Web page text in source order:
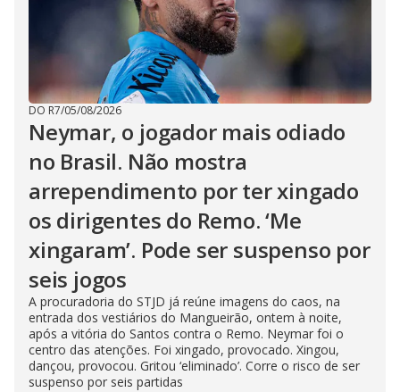
DO R7/05/08/2026
Neymar, o jogador mais odiado
no Brasil. Não mostra
arrependimento por ter xingado
os dirigentes do Remo. ‘Me
xingaram’. Pode ser suspenso por
seis jogos
A procuradoria do STJD já reúne imagens do caos, na
entrada dos vestiários do Mangueirão, ontem à noite,
após a vitória do Santos contra o Remo. Neymar foi o
centro das atenções. Foi xingado, provocado. Xingou,
dançou, provocou. Gritou ‘eliminado’. Corre o risco de ser
suspenso por seis partidas